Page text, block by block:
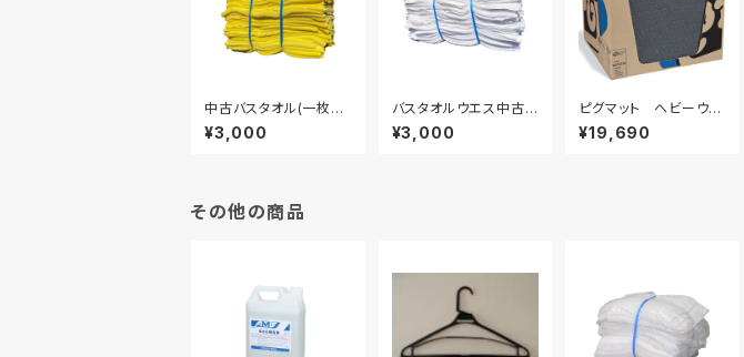
中古バスタオル(一枚物)
10kgセット
¥3,000
バスタオルウエス中古
品(１枚もの) 白 10ｋ
ｇ
¥3,000
ピグマット ヘビーウェ
イト 50枚入り
¥19,690
その他の商品